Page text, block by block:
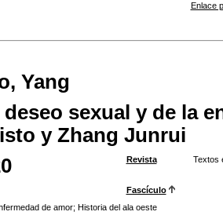
Enlace
Yang
deseo sexual y de la
y Zhang Junrui
Revista Textos
Fascículo
de amor; Historia del ala oeste